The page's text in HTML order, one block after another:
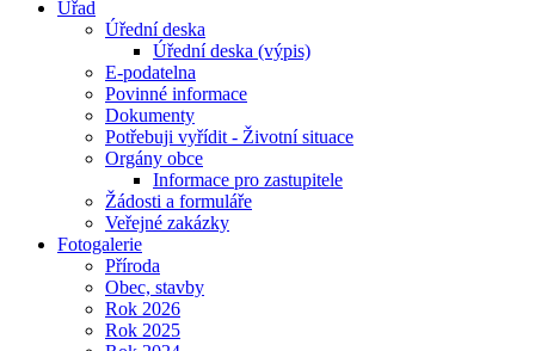
Úřad
Úřední deska
Úřední deska (výpis)
E-podatelna
Povinné informace
Dokumenty
Potřebuji vyřídit - Životní situace
Orgány obce
Informace pro zastupitele
Žádosti a formuláře
Veřejné zakázky
Fotogalerie
Příroda
Obec, stavby
Rok 2026
Rok 2025